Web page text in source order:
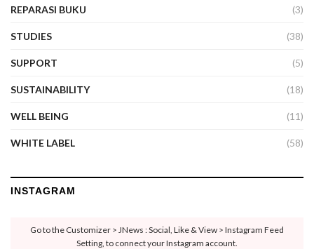
REPARASI BUKU (3)
STUDIES (38)
SUPPORT (5)
SUSTAINABILITY (18)
WELL BEING (11)
WHITE LABEL (58)
INSTAGRAM
Go to the Customizer > JNews : Social, Like & View > Instagram Feed
Setting, to connect your Instagram account.